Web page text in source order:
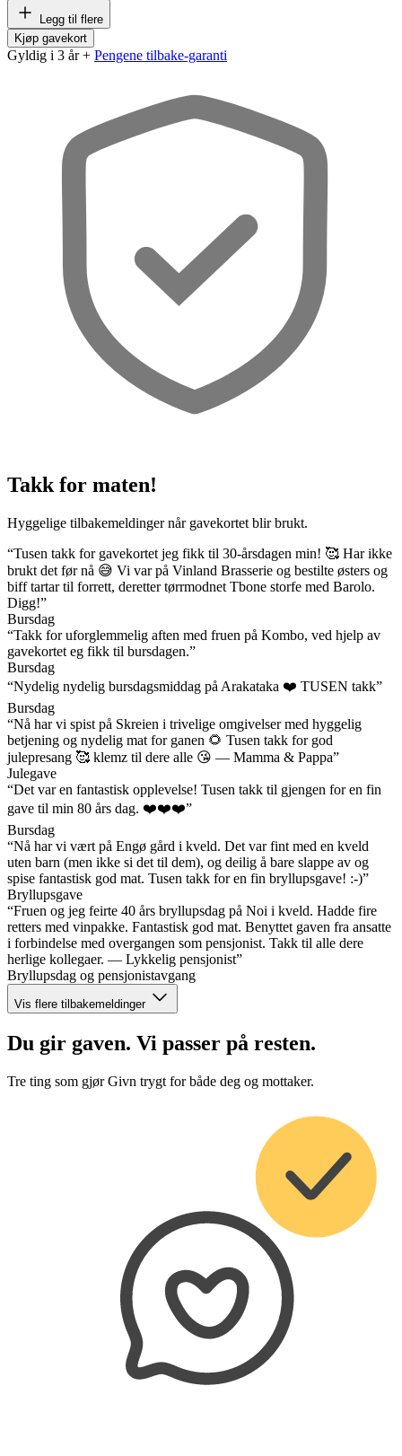
Legg til flere
Kjøp gavekort
Gyldig i 3 år + Pengene tilbake-garanti
Takk for maten!
Hyggelige tilbakemeldinger når gavekortet blir brukt.
“Tusen takk for gavekortet jeg fikk til 30-årsdagen min! 🥰 Har ikke
brukt det før nå 😅 Vi var på Vinland Brasserie og bestilte østers og
biff tartar til forrett, deretter tørrmodnet Tbone storfe med Barolo.
Digg!”
Bursdag
“Takk for uforglemmelig aften med fruen på Kombo, ved hjelp av
gavekortet eg fikk til bursdagen.”
Bursdag
“Nydelig nydelig bursdagsmiddag på Arakataka ❤️ TUSEN takk”
Bursdag
“Nå har vi spist på Skreien i trivelige omgivelser med hyggelig
betjening og nydelig mat for ganen 🌻 Tusen takk for god
julepresang 🥰 klemz til dere alle 😘 — Mamma & Pappa”
Julegave
“Det var en fantastisk opplevelse! Tusen takk til gjengen for en fin
gave til min 80 års dag. ❤️❤️❤️”
Bursdag
“Nå har vi vært på Engø gård i kveld. Det var fint med en kveld
uten barn (men ikke si det til dem), og deilig å bare slappe av og
spise fantastisk god mat. Tusen takk for en fin bryllupsgave! :-)”
Bryllupsgave
“Fruen og jeg feirte 40 års bryllupsdag på Noi i kveld. Hadde fire
retters med vinpakke. Fantastisk god mat. Benyttet gaven fra ansatte
i forbindelse med overgangen som pensjonist. Takk til alle dere
herlige kollegaer. — Lykkelig pensjonist”
Bryllupsdag og pensjonistavgang
Vis flere tilbakemeldinger
Du gir gaven. Vi passer på resten.
Tre ting som gjør Givn trygt for både deg og mottaker.